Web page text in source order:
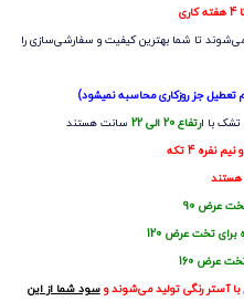
می‌شوند تا شما بهترین کیفیت و سفارشی‌سازی را
تشک با ارتفاع 20 الی 22
سانت هستند
نفره 4 تکه
عرض 90
برای تخت عرض 120
عرض 160
با آستر رنگی تولید می‌شوند وسود شما از این